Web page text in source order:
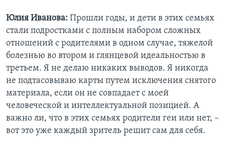
Юлия Иванова: Прошли годы, и дети в этих семьях
стали подростками с полным набором сложных
отношений с родителями в одном случае, тяжелой
болезнью во втором и глянцевой идеальностью в
третьем. Я не делаю никаких выводов. Я никогда
не подтасовываю карты путем исключения снятого
материала, если он не совпадает с моей
человеческой и интеллектуальной позицией. А
важно ли, что в этих семьях родители геи или нет, –
вот это уже каждый зритель решит сам для себя.